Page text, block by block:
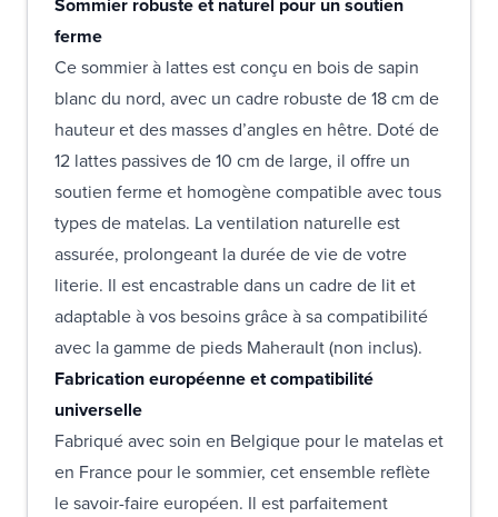
ferme
Ce sommier à lattes est conçu en bois de sapin
blanc du nord, avec un cadre robuste de 18 cm de
hauteur et des masses d’angles en hêtre. Doté de
12 lattes passives de 10 cm de large, il offre un
soutien ferme et homogène compatible avec tous
types de matelas. La ventilation naturelle est
assurée, prolongeant la durée de vie de votre
literie. Il est encastrable dans un cadre de lit et
adaptable à vos besoins grâce à sa compatibilité
avec la gamme de pieds Maherault (non inclus).
Fabrication européenne et compatibilité
universelle
Fabriqué avec soin en Belgique pour le matelas et
en France pour le sommier, cet ensemble reflète
le savoir-faire européen. Il est parfaitement